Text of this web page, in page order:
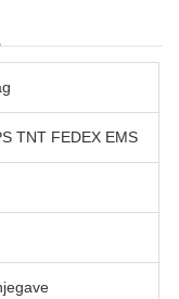
TNT FEDEX EMS